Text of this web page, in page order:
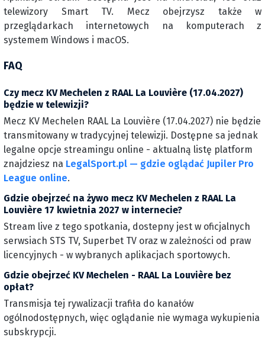
telewizory Smart TV. Mecz obejrzysz także w
przeglądarkach internetowych na komputerach z
systemem Windows i macOS.
FAQ
Czy mecz KV Mechelen z RAAL La Louvière (17.04.2027)
będzie w telewizji?
Mecz KV Mechelen RAAL La Louvière (17.04.2027) nie będzie
transmitowany w tradycyjnej telewizji. Dostępne sa jednak
legalne opcje streamingu online - aktualną listę platform
znajdziesz na LegalSport.pl — gdzie oglądać Jupiler Pro
League online.
Gdzie obejrzeć na żywo mecz KV Mechelen z RAAL La
Louvière 17 kwietnia 2027 w internecie?
Stream live z tego spotkania, dostepny jest w oficjalnych
serwsiach STS TV, Superbet TV oraz w zależności od praw
licencyjnych - w wybranych aplikacjach sportowych.
Gdzie obejrzeć KV Mechelen - RAAL La Louvière bez
opłat?
Transmisja tej rywalizacji trafiła do kanałów
ogólnodostępnych, więc oglądanie nie wymaga wykupienia
subskrypcji.